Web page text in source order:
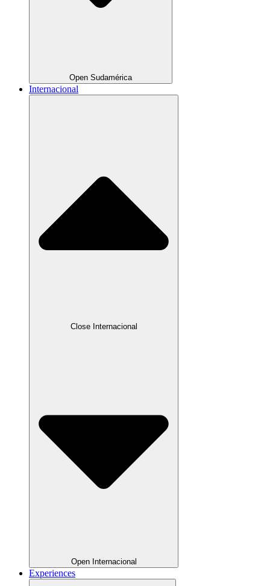
Open Sudamérica
Internacional
Close Internacional
Open Internacional
Experiences